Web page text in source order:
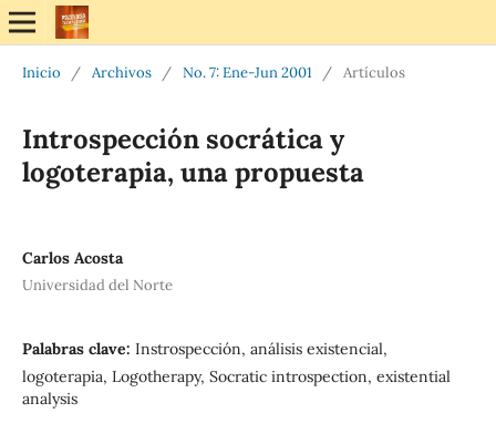
Inicio / Archivos / No. 7: Ene-Jun 2001 / Artículos
Introspección socrática y
logoterapia, una propuesta
Carlos Acosta
Universidad del Norte
Palabras clave: Instrospección, análisis existencial,
logoterapia, Logotherapy, Socratic introspection, existential
analysis